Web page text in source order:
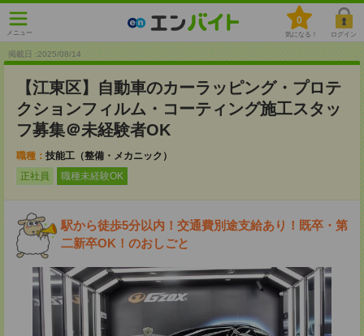
メニュー
0
気になる！ ログイン
掲載日 :2025/08/14
【江東区】自動車のカーラッピング・プロテ
クションフィルム・コーティング施工スタッ
フ募集＠未経験者OK
職種： 技能工（整備・メカニック）
正社員
職種未経験OK
駅から徒歩5分以内！交通費別途支給あり！既卒・第
二新卒OK！のおしごと